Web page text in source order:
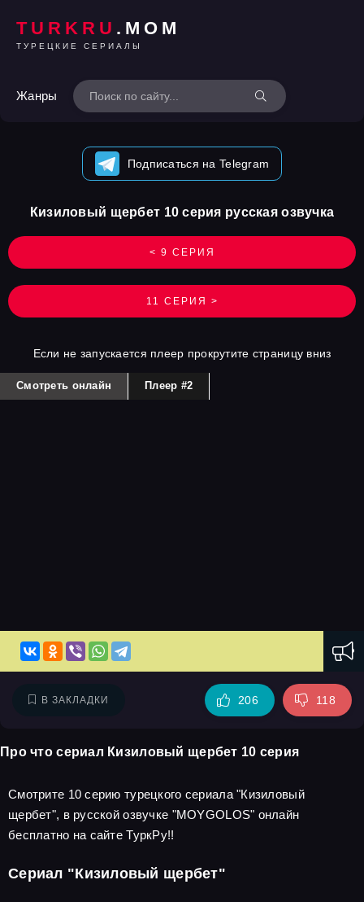
TURKRU .MOM
ТУРЕЦКИЕ СЕРИАЛЫ
Жанры
Подписаться на Telegram
< 9 СЕРИЯ
Кизиловый щербет 10 серия русская озвучка
11 СЕРИЯ >
Если не запускается плеер прокрутите страницу вниз
Смотреть онлайн Плеер #2
В ЗАКЛАДКИ 206 118
Про что сериал Кизиловый щербет 10 серия
Смотрите 10 серию турецкого сериала "Кизиловый
щербет", в русской озвучке "MOYGOLOS" онлайн
бесплатно на сайте ТуркРу!!
Сериал "Кизиловый щербет"